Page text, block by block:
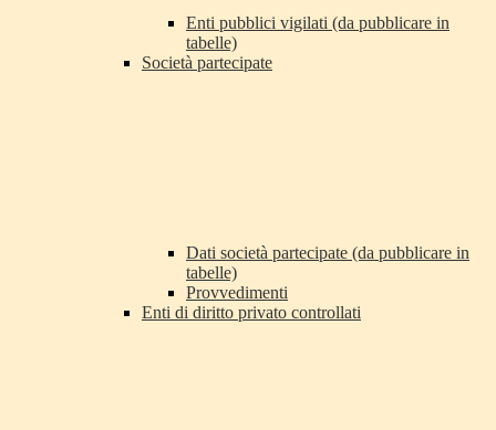
Enti pubblici vigilati (da pubblicare in
tabelle)
Società partecipate
Dati società partecipate (da pubblicare in
tabelle)
Provvedimenti
Enti di diritto privato controllati